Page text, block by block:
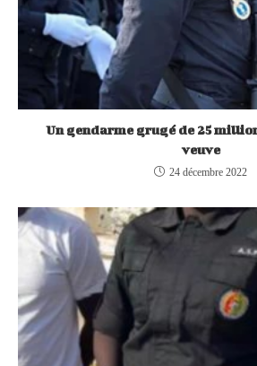
Un gendarme grugé de 25
veuve
24 décembre 2022